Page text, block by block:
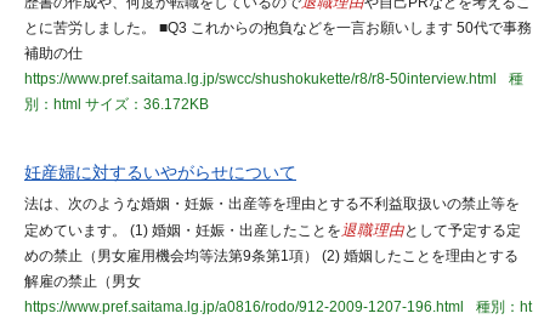
とに苦労しました。 ■Q3 これからの抱負などを一言お願いします 50代で事務
補助の仕
https://www.pref.saitama.lg.jp/swcc/shushokukette/r8/r8-50interview.html
種
別：html サイズ：36.172KB
妊産婦に対するいやがらせについて
法は、次のような婚姻・妊娠・出産等を理由とする不利益取扱いの禁止等を
定めています。 (1) 婚姻・妊娠・出産したことを退職理由として予定する定
めの禁止（男女雇用機会均等法第9条第1項） (2) 婚姻したことを理由とする
解雇の禁止（男女
https://www.pref.saitama.lg.jp/a0816/rodo/912-2009-1207-196.html
種別：ht